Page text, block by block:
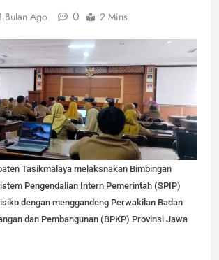
Bulan Ago 0 2 Mins
Tasikmalaya melaksnakan Bimbingan
Pengendalian Intern Pemerintah (SPIP)
dengan menggandeng Perwakilan Badan
dan Pembangunan (BPKP) Provinsi Jawa